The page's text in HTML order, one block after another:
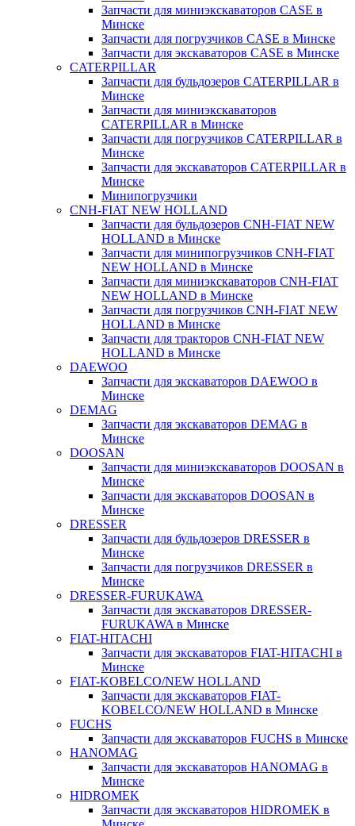
Запчасти для миниэкскаваторов CASE в
Минске
Запчасти для погрузчиков CASE в Минске
Запчасти для экскаваторов CASE в Минске
CATERPILLAR
Запчасти для бульдозеров CATERPILLAR в
Минске
Запчасти для миниэкскаваторов
CATERPILLAR в Минске
Запчасти для погрузчиков CATERPILLAR в
Минске
Запчасти для экскаваторов CATERPILLAR в
Минскe
Минипогрузчики
CNH-FIAT NEW HOLLAND
Запчасти для бульдозеров CNH-FIAT NEW
HOLLAND в Минске
Запчасти для минипогрузчиков CNH-FIAT
NEW HOLLAND в Минске
Запчасти для миниэкскаваторов CNH-FIAT
NEW HOLLAND в Минске
Запчасти для погрузчиков CNH-FIAT NEW
HOLLAND в Минске
Запчасти для тракторов CNH-FIAT NEW
HOLLAND в Минске
DAEWOO
Запчасти для экскаваторов DAEWOO в
Минске
DEMAG
Запчасти для экскаваторов DEMAG в
Минске
DOOSAN
Запчасти для миниэкскаваторов DOOSAN в
Минске
Запчасти для экскаваторов DOOSAN в
Минске
DRESSER
Запчасти для бульдозеров DRESSER в
Минске
Запчасти для погрузчиков DRESSER в
Минске
DRESSER-FURUKAWA
Запчасти для экскаваторов DRESSER-
FURUKAWA в Минске
FIAT-HITACHI
Запчасти для экскаваторов FIAT-HITACHI в
Минске
FIAT-KOBELCO/NEW HOLLAND
Запчасти для экскаваторов FIAT-
KOBELCO/NEW HOLLAND в Минске
FUCHS
Запчасти для экскаваторов FUCHS в Минске
HANOMAG
Запчасти для экскаваторов HANOMAG в
Минске
HIDROMEK
Запчасти для экскаваторов HIDROMEK в